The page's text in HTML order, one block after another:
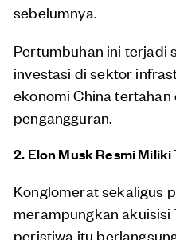
sebelumnya.
Pertumbuhan ini terjadi
investasi di sektor
ekonomi China
pengangguran.
2. Elon Musk Resmi
Konglomerat sekaligus
merampungkan akuisisi
peristiwa itu